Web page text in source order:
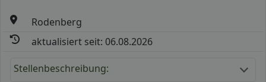
Rodenberg
aktualisiert seit: 06.08.2026
Stellenbeschreibung: